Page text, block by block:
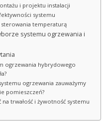
i projektu instalacji
systemu
temperaturą
systemu ogrzewania i
ogrzewania hybrydowego
ogrzewania zauważymy
pomieszczeń?
na trwałość i żywotność systemu